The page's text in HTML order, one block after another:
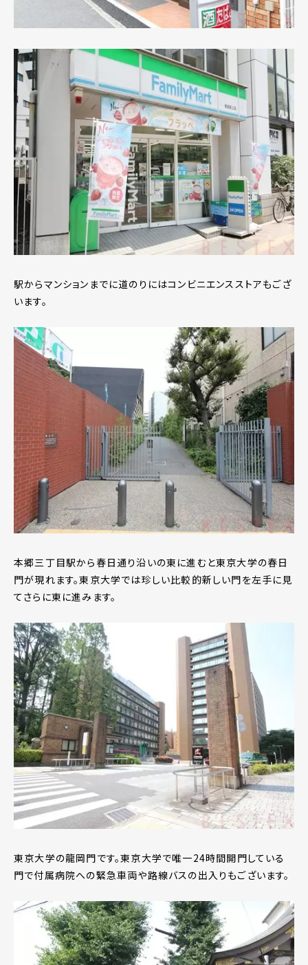
駅からマンションまでに道のりにはコンビニエンスストアもござ
います。
本郷三丁目駅から春日通り沿いの東に進むと東京大学の春日
門が現れます。東京大学では珍しい比較的新しい門を左手に見
てさらに東に進みます。
東京大学の龍岡門です。東京大学で唯一24時間開門している
門で付属病院への緊急車両や路線バスの出入りもございます。